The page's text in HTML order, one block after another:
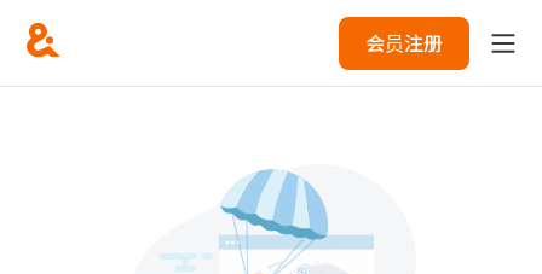
会员注册